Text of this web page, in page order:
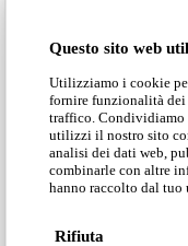
Questo sito web
Utilizziamo i cookie
fornire funzionalità dei
traffico.
utilizzi il nostro sito
analisi dei dati web,
combinarle con altre
hanno raccolto dal
Rifiuta
Categorie
Adrenalina Meets
Press
Tales of Design